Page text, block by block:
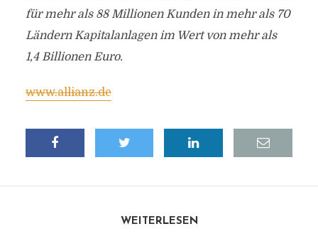
für mehr als 88 Millionen Kunden in mehr als 70
Ländern Kapitalanlagen im Wert von mehr als
1,4 Billionen Euro.
www.allianz.de
WEITERLESEN